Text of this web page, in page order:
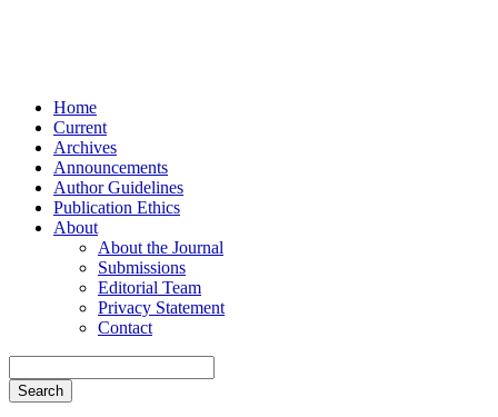
Home
Current
Archives
Announcements
Author Guidelines
Publication Ethics
About
About the Journal
Submissions
Editorial Team
Privacy Statement
Contact
Search